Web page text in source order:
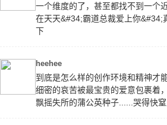
一个维度的了，甚至都找不到一个
在天天&#34;霸道总裁爱上你&#34;
下
heehee
到底是怎么样的创作环境和精神才
细密的哀苦被最宝贵的爱意包裹着
飘摇失所的蒲公英种子......哭得快